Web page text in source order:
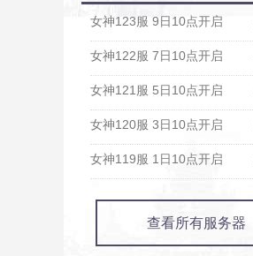
女神123服 9日10点开启
女神122服 7日10点开启
女神121服 5日10点开启
女神120服 3日10点开启
女神119服 1日10点开启
查看所有服务器